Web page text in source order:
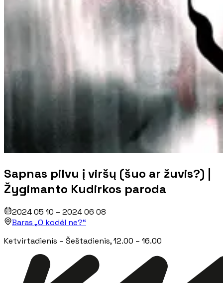
Sapnas pilvu į viršų (šuo ar žuvis?) |
Žygimanto Kudirkos paroda
2024 05 10 – 2024 06 08
Baras „O kodėl ne?“
Ketvirtadienis – Šeštadienis, 12.00 – 16.00